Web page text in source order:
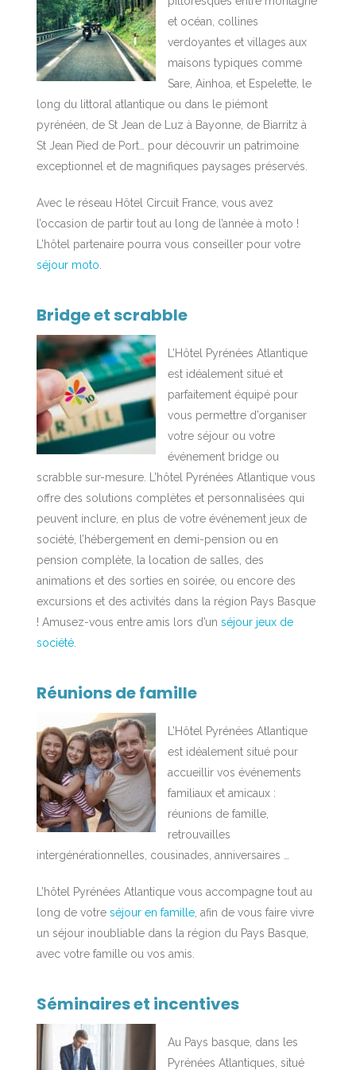
et océan, collines
verdoyantes et villages aux
maisons typiques comme
Sare, Ainhoa, et Espelette, le
long du littoral atlantique ou dans le piémont
pyrénéen, de St Jean de Luz à Bayonne, de Biarritz à
St Jean Pied de Port… pour découvrir un patrimoine
exceptionnel et de magnifiques paysages préservés.
Avec le réseau Hôtel Circuit France, vous avez
l’occasion de partir tout au long de l’année à moto !
L’hôtel partenaire pourra vous conseiller pour votre
séjour moto
Bridge et scrabble
L’Hôtel Pyrénées Atlantique
est idéalement situé et
parfaitement équipé pour
vous permettre d’organiser
votre séjour ou votre
événement bridge ou
scrabble sur-mesure. L’hôtel Pyrénées Atlantique vous
offre des solutions complètes et personnalisées qui
peuvent inclure, en plus de votre événement jeux de
société, l’hébergement en demi-pension ou en
pension complète, la location de salles, des
animations et des sorties en soirée, ou encore des
excursions et des activités dans la région Pays Basque
! Amusez-vous entre amis lors d’unséjour jeux de
société
Réunions de famille
L’Hôtel Pyrénées Atlantique
est idéalement situé pour
accueillir vos événements
familiaux et amicaux :
réunions de famille,
retrouvailles
intergénérationnelles, cousinades, anniversaires …
L’hôtel Pyrénées Atlantique vous accompagne tout au
long de votreséjour en famille , afin de vous faire vivre
un séjour inoubliable dans la région du Pays Basque,
avec votre famille ou vos amis.
Séminaires et incentives
Au Pays basque, dans les
Pyrénées Atlantiques, situé